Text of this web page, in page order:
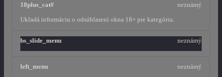
18plus_cat#
Ukladá informáciu o odsúhlasení okna 18+ pre kategóriu.
neznámý
bs_slide_menu neznámý
left_menu neznámý